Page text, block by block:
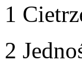
1
2